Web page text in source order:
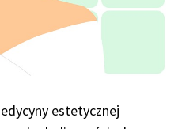
estetycznej